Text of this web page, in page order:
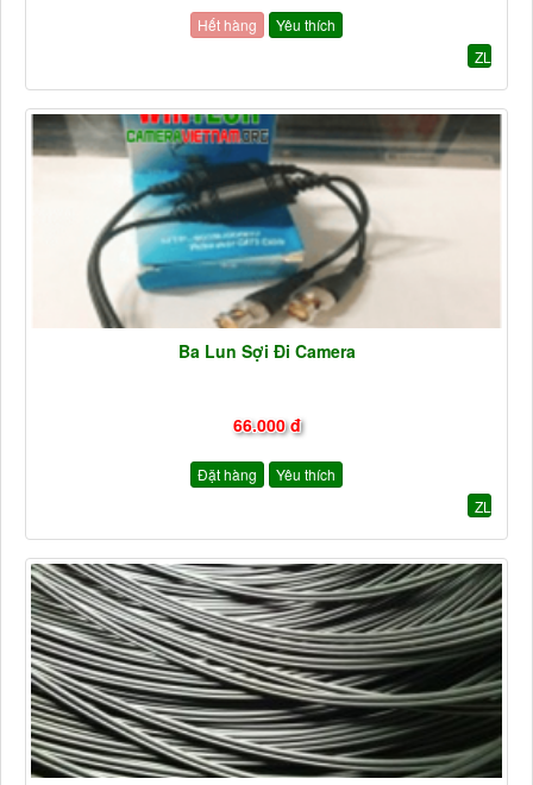
Hết hàng
Yêu thích
ZL
Ba Lun Sợi Đi Camera
66.000 đ
Đặt hàng
Yêu thích
ZL